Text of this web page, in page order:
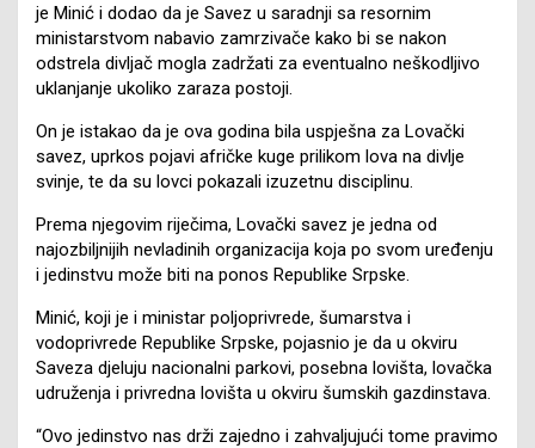
je Minić i dodao da je Savez u saradnji sa resornim
ministarstvom nabavio zamrzivače kako bi se nakon
odstrela divljač mogla zadržati za eventualno neškodljivo
uklanjanje ukoliko zaraza postoji.
On je istakao da je ova godina bila uspješna za Lovački
savez, uprkos pojavi afričke kuge prilikom lova na divlje
svinje, te da su lovci pokazali izuzetnu disciplinu.
Prema njegovim riječima, Lovački savez je jedna od
najozbiljnijih nevladinih organizacija koja po svom uređenju
i jedinstvu može biti na ponos Republike Srpske.
Minić, koji je i ministar poljoprivrede, šumarstva i
vodoprivrede Republike Srpske, pojasnio je da u okviru
Saveza djeluju nacionalni parkovi, posebna lovišta, lovačka
udruženja i privredna lovišta u okviru šumskih gazdinstava.
“Ovo jedinstvo nas drži zajedno i zahvaljujući tome pravimo